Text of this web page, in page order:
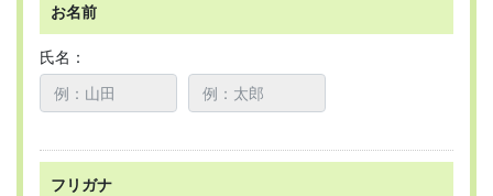
お名前
氏名：
フリガナ